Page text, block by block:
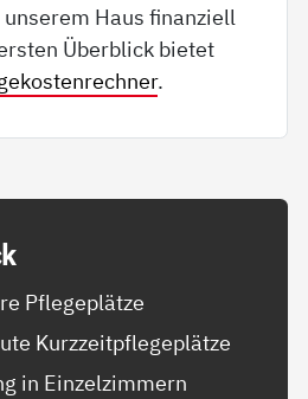
Haus finanziell
Überblick bietet
.
Pflegeplätze
Kurzzeitpflegeplätze
in Einzelzimmern